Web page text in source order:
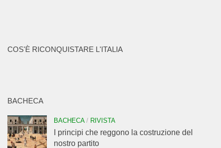
COS'È RICONQUISTARE L'ITALIA
BACHECA
BACHECA/ RIVISTA
I principi che reggono la costruzione del
nostro partito